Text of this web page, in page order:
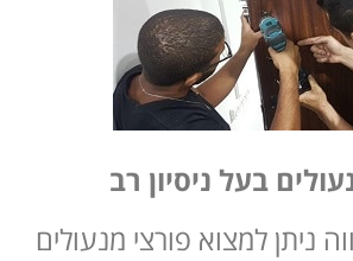
בעל ניסיון רב
ניתן למצוא פורצי מנעולים